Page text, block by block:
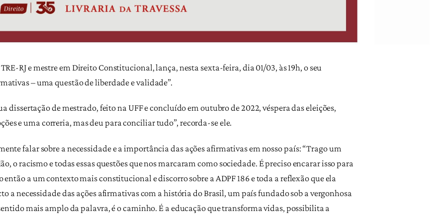
RJ e mestre em Direito Constitucional, lança, nesta sexta-feira, dia 01/03, às 19h, o seu
– uma questão de liberdade e validade”.
dissertação de mestrado, feito na UFF e concluído em outubro de 2022, véspera das eleições,
e uma correria, mas deu para conciliar tudo”, recorda-se ele.
falar sobre a necessidade e a importância das ações afirmativas em nosso país: “Trago um
o racismo e todas essas questões que nos marcaram como sociedade. É preciso encarar isso para
a um contexto mais constitucional e discorro sobre a ADPF 186 e toda a reflexão que ela
a necessidade das ações afirmativas com a história do Brasil, um país fundado sob a vergonhosa
mais amplo da palavra, é o caminho. É a educação que transforma vidas, possibilita a